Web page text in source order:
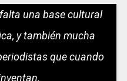
una base cultural
y también mucha
que cuando